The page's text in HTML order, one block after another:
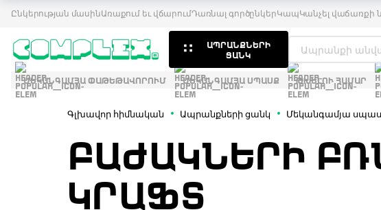
Ընկերության մասինԱռաքում եւ վճարումԴառնալ գործընկերԿապԿանչել վաճառքի
ԱՊՐԱՆՔՆԵՐԻ
ՑԱՆԿ
ՄԵԿԱՆԳԱՄՅԱ ՓԱԹԵԹԱՎՈՐՈՒՄ ՄԵԿԱՆԳԱՄՅԱ ՍՊԱՍՔ ԹԽԵԼՈՒ ՀԱՄԱՐ
Գլխավոր հիմնական Ապրանքների ցանկ Մեկանգամյա
ԲԱԺԱԿՆԵՐԻ
ԿՐԱՖՏ